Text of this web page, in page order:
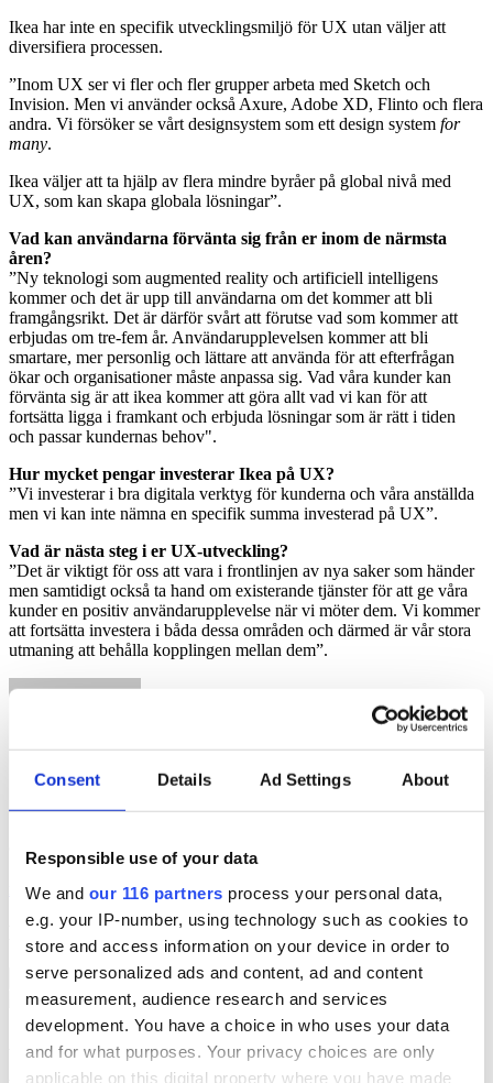
Consent Details Ad Settings About
Responsible use of your data
We and our 116 partners process your personal data,
e.g. your IP-number, using technology such as cookies to
store and access information on your device in order to
serve personalized ads and content, ad and content
measurement, audience research and services
development. You have a choice in who uses your data
and for what purposes. Your privacy choices are only
applicable on this digital property where you have made
Ikea har inte en specifik utvecklingsmiljö för UX utan väljer att
diversifiera processen.
”Inom UX ser vi fler och fler grupper arbeta med Sketch och
Invision. Men vi använder också Axure, Adobe XD, Flinto och flera
andra. Vi försöker se vårt designsystem som ett design system for
many.
Ikea väljer att ta hjälp av flera mindre byråer på global nivå med
UX, som kan skapa globala lösningar”.
Vad kan användarna förvänta sig från er inom de närmsta
åren?
”Ny teknologi som augmented reality och artificiell intelligens
kommer och det är upp till användarna om det kommer att bli
framgångsrikt. Det är därför svårt att förutse vad som kommer att
erbjudas om tre-fem år. Användarupplevelsen kommer att bli
smartare, mer personlig och lättare att använda för att efterfrågan
ökar och organisationer måste anpassa sig. Vad våra kunder kan
förvänta sig är att ikea kommer att göra allt vad vi kan för att
fortsätta ligga i framkant och erbjuda lösningar som är rätt i tiden
och passar kundernas behov".
Hur mycket pengar investerar Ikea på UX?
”Vi investerar i bra digitala verktyg för kunderna och våra anställda
men vi kan inte nämna en specifik summa investerad på UX”.
Vad är nästa steg i er UX-utveckling?
”Det är viktigt för oss att vara i frontlinjen av nya saker som händer
men samtidigt också ta hand om existerande tjänster för att ge våra
kunder en positiv användarupplevelse när vi möter dem. Vi kommer
att fortsätta investera i båda dessa områden och därmed är vår stora
utmaning att behålla kopplingen mellan dem”.
oskar
rahlenoskar@gmail.com
Dela inlägg
Kopiera länk
Ämnen